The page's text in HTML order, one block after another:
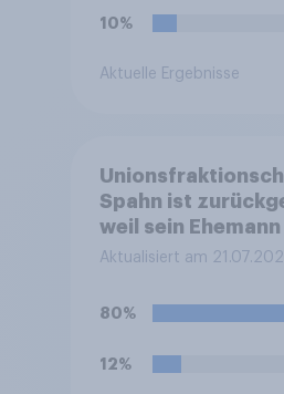
10%
Aktuelle Ergebnisse
Spahn ist
weil sein
Leihmutterschaft
Deutschland ist
medizinische
Aktualisiert am
80%
12%